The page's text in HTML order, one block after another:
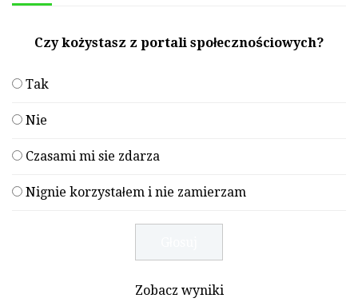
Czy kożystasz z portali społecznościowych?
Tak
Nie
Czasami mi sie zdarza
Nignie korzystałem i nie zamierzam
Zobacz wyniki